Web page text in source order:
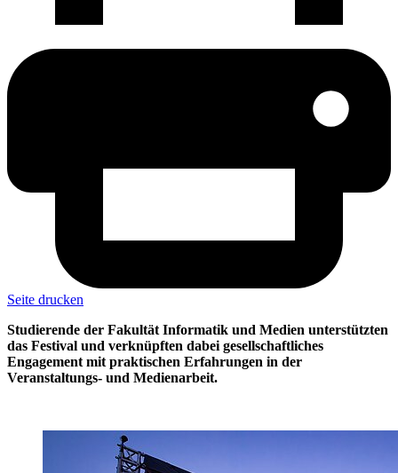
Seite drucken
Studierende der Fakultät Informatik und Medien unterstützten
das Festival und verknüpften dabei gesellschaftliches
Engagement mit praktischen Erfahrungen in der
Veranstaltungs- und Medienarbeit.